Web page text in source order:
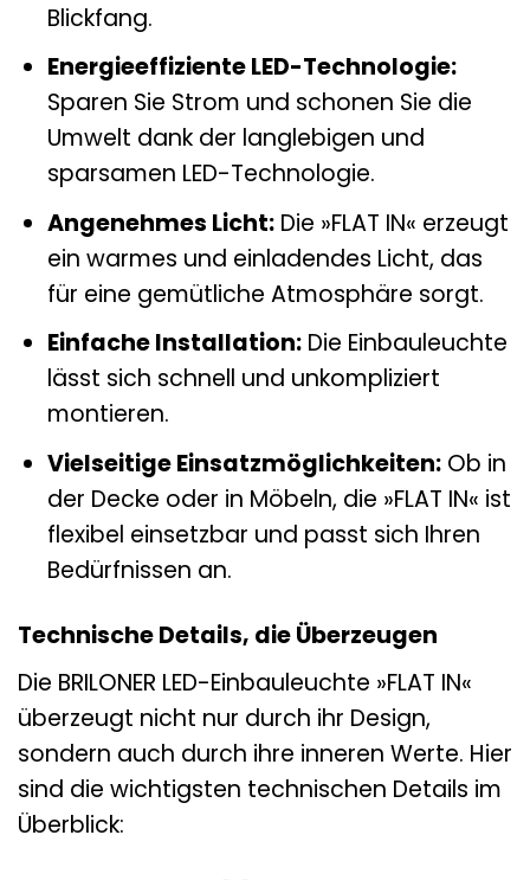
Blickfang.
Energieeffiziente LED-Technologie:
Sparen Sie Strom und schonen Sie die
Umwelt dank der langlebigen und
sparsamen LED-Technologie.
Angenehmes Licht:Die »FLAT IN« erzeugt
ein warmes und einladendes Licht, das
für eine gemütliche Atmosphäre sorgt.
Einfache Installation:Die Einbauleuchte
lässt sich schnell und unkompliziert
montieren.
Vielseitige Einsatzmöglichkeiten:Ob in
der Decke oder in Möbeln, die »FLAT IN« ist
flexibel einsetzbar und passt sich Ihren
Bedürfnissen an.
Technische Details, die Überzeugen
Die BRILONER LED-Einbauleuchte »FLAT IN«
überzeugt nicht nur durch ihr Design,
sondern auch durch ihre inneren Werte. Hier
sind die wichtigsten technischen Details im
Überblick: